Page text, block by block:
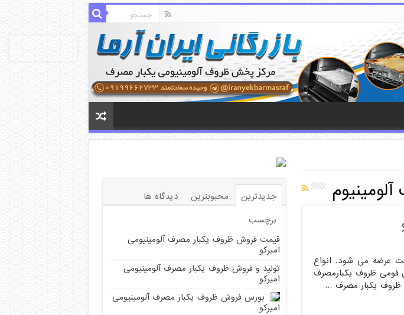
عرضه می شود. انواع
فومی ظروف یکبارمصرف
ظروف یکبار مصرف …
جدیدترین محبوبترین
دیدگاه ها
برچسب
قیمت فروش ظروف یکبار مصرف آلومینیومی
امیرکو
تولید و فروش ظروف یکبار مصرف آلومینیومی
امیرکو
بورس فروش ظروف یکبار مصرف آلومینیومی
امیرکو